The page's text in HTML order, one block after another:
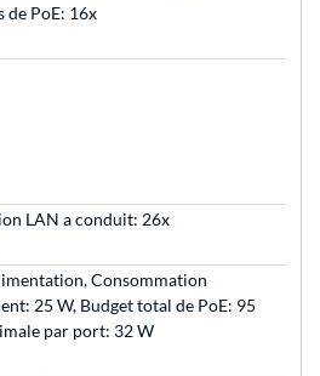
de PoE: 16x
LAN a conduit: 26x
Consommation
25 W, Budget total de PoE: 95
par port: 32 W